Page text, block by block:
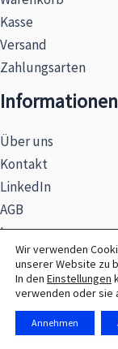
Kasse
Versand
Zahlungsarten
Informationen
Über uns
Kontakt
LinkedIn
AGB
Impressum
Hinweise zur
Wir verwenden
unserer Website zu
In den Einstellungen
verwenden oder sie
Annehmen